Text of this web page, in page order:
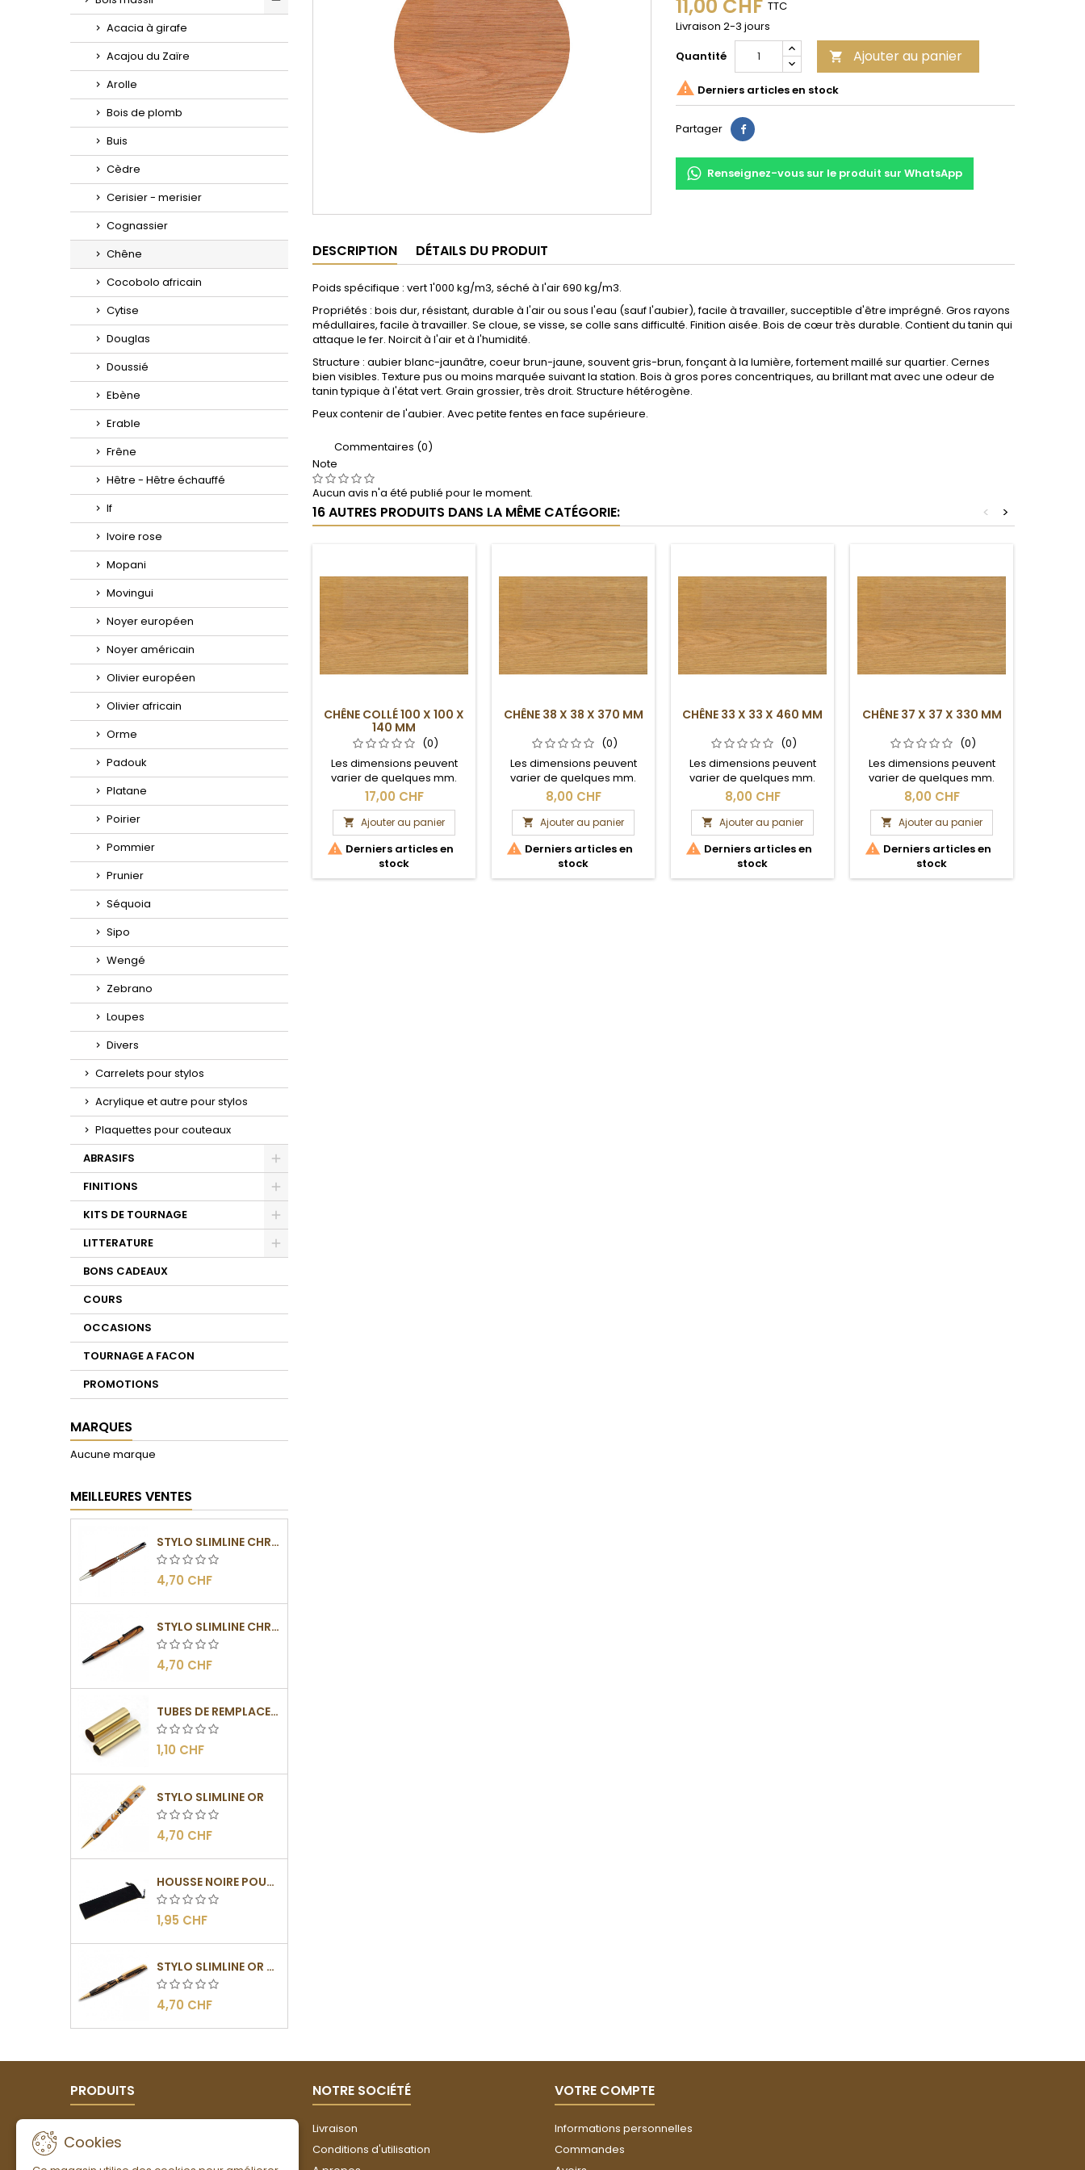
Acacia à girafe
Acajou du Zaïre
Arolle
Bois de plomb
Buis
Cèdre
Cerisier - merisier
Cognassier
Chêne
Cocobolo africain
Cytise
Douglas
Doussié
Ebène
Erable
Frêne
Hêtre - Hêtre échauffé
If
Ivoire rose
Mopani
Movingui
Noyer européen
Noyer américain
Olivier européen
Olivier africain
Orme
Padouk
Platane
Poirier
Pommier
Prunier
Séquoia
Sipo
Wengé
Zebrano
Loupes
Divers
Carrelets pour stylos
Acrylique et autre pour stylos
Plaquettes pour couteaux
ABRASIFS
FINITIONS
KITS DE TOURNAGE
LITTERATURE
BONS CADEAUX
COURS
OCCASIONS
TOURNAGE A FACON
PROMOTIONS
MARQUES
Aucune marque
MEILLEURES VENTES
STYLO SLIMLINE CHROMÉ
4,70 CHF
STYLO SLIMLINE CHROMÉ NOIR
4,70 CHF
TUBES DE REMPLACEMENT POUR MÉCANISME SLIMLINE
1,10 CHF
STYLO SLIMLINE OR
4,70 CHF
HOUSSE NOIRE POUR STYLO
1,95 CHF
STYLO SLIMLINE OR - BARRETTE PLATE
4,70 CHF
11,00 CHF TTC
Livraison 2-3 jours
Quantité
 Ajouter au panier
 Derniers articles en stock
Partager Partager
Renseignez-vous sur le produit sur WhatsApp
DESCRIPTION DÉTAILS DU PRODUIT
Poids spécifique : vert 1'000 kg/m3, séché à l'air 690 kg/m3.
Propriétés : bois dur, résistant, durable à l'air ou sous l'eau (sauf l'aubier), facile à travailler, succeptible d'être imprégné. Gros rayons
médullaires, facile à travailler. Se cloue, se visse, se colle sans difficulté. Finition aisée. Bois de cœur très durable. Contient du tanin qui
attaque le fer. Noircit à l'air et à l'humidité.
Structure : aubier blanc-jaunâtre, coeur brun-jaune, souvent gris-brun, fonçant à la lumière, fortement maillé sur quartier. Cernes
bien visibles. Texture pus ou moins marquée suivant la station. Bois à gros pores concentriques, au brillant mat avec une odeur de
tanin typique à l'état vert. Grain grossier, très droit. Structure hétérogène.
Peux contenir de l'aubier. Avec petite fentes en face supérieure.
Commentaires (0)
Note
Aucun avis n'a été publié pour le moment.
16 AUTRES PRODUITS DANS LA MÊME CATÉGORIE: >
<
CHÊNE COLLÉ 100 X 100 X
140 MM
(0)
Les dimensions peuvent
varier de quelques mm.
Section brute.
17,00 CHF
 Ajouter au panier
 Derniers articles en
stock
CHÊNE 38 X 38 X 370 MM
(0)
Les dimensions peuvent
varier de quelques mm.
Section brute.
8,00 CHF
 Ajouter au panier
 Derniers articles en
stock
CHÊNE 33 X 33 X 460 MM
(0)
Les dimensions peuvent
varier de quelques mm.
Section brute.
8,00 CHF
 Ajouter au panier
 Derniers articles en
stock
CHÊNE 37 X 37 X 330 MM
(0)
Les dimensions peuvent
varier de quelques mm.
Section brute.
8,00 CHF
 Ajouter au panier
 Derniers articles en
stock
PRODUITS
Nouveaux produits
NOTRE SOCIÉTÉ
Livraison
Conditions d'utilisation
VOTRE COMPTE
Informations personnelles
Commandes
Cookies